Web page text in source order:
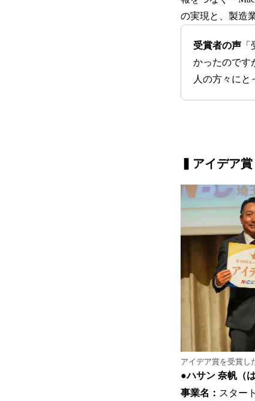
の実現と、製造
受賞者の声
かったのです
人の方々にと
アイデア賞
アイデア賞を受賞し
●ハサン 奈帆（
事業名： スター